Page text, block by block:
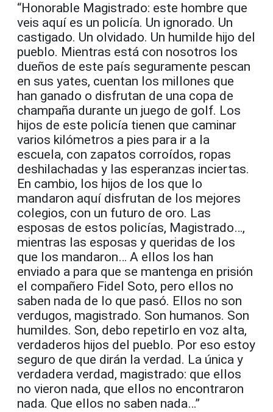
“Honorable Magistrado: este hombre que
veis aquí es un policía. Un ignorado. Un
castigado. Un olvidado. Un humilde hijo del
pueblo. Mientras está con nosotros los
dueños de este país seguramente pescan
en sus yates, cuentan los millones que
han ganado o disfrutan de una copa de
champaña durante un juego de golf. Los
hijos de este policía tienen que caminar
varios kilómetros a pies para ir a la
escuela, con zapatos corroídos, ropas
deshilachadas y las esperanzas inciertas.
En cambio, los hijos de los que lo
mandaron aquí disfrutan de los mejores
colegios, con un futuro de oro. Las
esposas de estos policías, Magistrado…,
mientras las esposas y queridas de los
que los mandaron… A ellos los han
enviado a para que se mantenga en prisión
el compañero Fidel Soto, pero ellos no
saben nada de lo que pasó. Ellos no son
verdugos, magistrado. Son humanos. Son
humildes. Son, debo repetirlo en voz alta,
verdaderos hijos del pueblo. Por eso estoy
seguro de que dirán la verdad. La única y
verdadera verdad, magistrado: que ellos
no vieron nada, que ellos no encontraron
nada. Que ellos no saben nada…”